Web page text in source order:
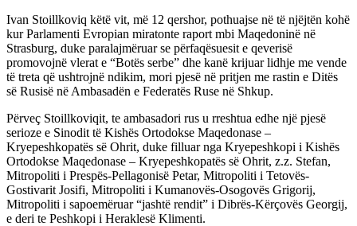
Ivan Stoillkoviq këtë vit, më 12 qershor, pothuajse në të njëjtën kohë
kur Parlamenti Evropian miratonte raport mbi Maqedoninë në
Strasburg, duke paralajmëruar se përfaqësuesit e qeverisë
promovojnë vlerat e “Botës serbe” dhe kanë krijuar lidhje me vende
të treta që ushtrojnë ndikim, mori pjesë në pritjen me rastin e Ditës
së Rusisë në Ambasadën e Federatës Ruse në Shkup.
Përveç Stoillkoviqit, te ambasadori rus u rreshtua edhe një pjesë
serioze e Sinodit të Kishës Ortodokse Maqedonase –
Kryepeshkopatës së Ohrit, duke filluar nga Kryepeshkopi i Kishës
Ortodokse Maqedonase – Kryepeshkopatës së Ohrit, z.z. Stefan,
Mitropoliti i Prespës-Pellagonisë Petar, Mitropoliti i Tetovës-
Gostivarit Josifi, Mitropoliti i Kumanovës-Osogovës Grigorij,
Mitropoliti i sapoemëruar “jashtë rendit” i Dibrës-Kërçovës Georgij,
e deri te Peshkopi i Heraklesë Klimenti.